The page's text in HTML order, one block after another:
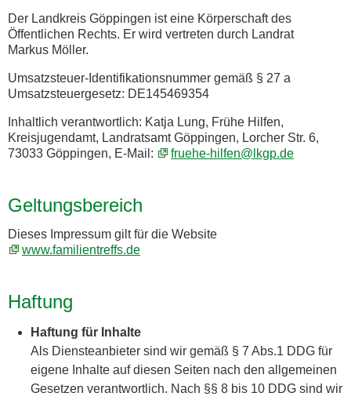
Der Landkreis Göppingen ist eine Körperschaft des
Öffentlichen Rechts. Er wird vertreten durch Landrat
Markus Möller.
Umsatzsteuer-Identifikationsnummer gemäß § 27 a
Umsatzsteuergesetz: DE145469354
Inhaltlich verantwortlich: Katja Lung, Frühe Hilfen,
Kreisjugendamt, Landratsamt Göppingen, Lorcher Str. 6,
73033 Göppingen, E-Mail:
fruehe-hilfen@lkgp.de
Geltungsbereich
Dieses Impressum gilt für die Website
www.familientreffs.de
Haftung
Haftung für Inhalte
Als Diensteanbieter sind wir gemäß § 7 Abs.1 DDG für
eigene Inhalte auf diesen Seiten nach den allgemeinen
Gesetzen verantwortlich. Nach §§ 8 bis 10 DDG sind wir